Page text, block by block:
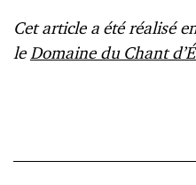
Cet article a été réalisé
leDomaine du Chant